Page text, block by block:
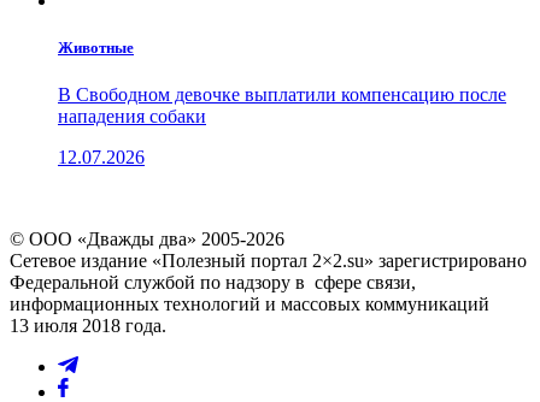
Животные
В Свободном девочке выплатили компенсацию после
нападения собаки
12.07.2026
© ООО «Дважды два» 2005-2026
Сетевое издание «Полезный портал 2×2.su» зарегистрировано
Федеральной службой по надзору в сфере связи,
информационных технологий и массовых коммуникаций
13 июля 2018 года.